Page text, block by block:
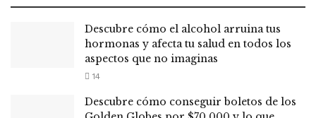
Descubre cómo el alcohol arruina tus
hormonas y afecta tu salud en todos los
aspectos que no imaginas
14
Descubre cómo conseguir boletos de los